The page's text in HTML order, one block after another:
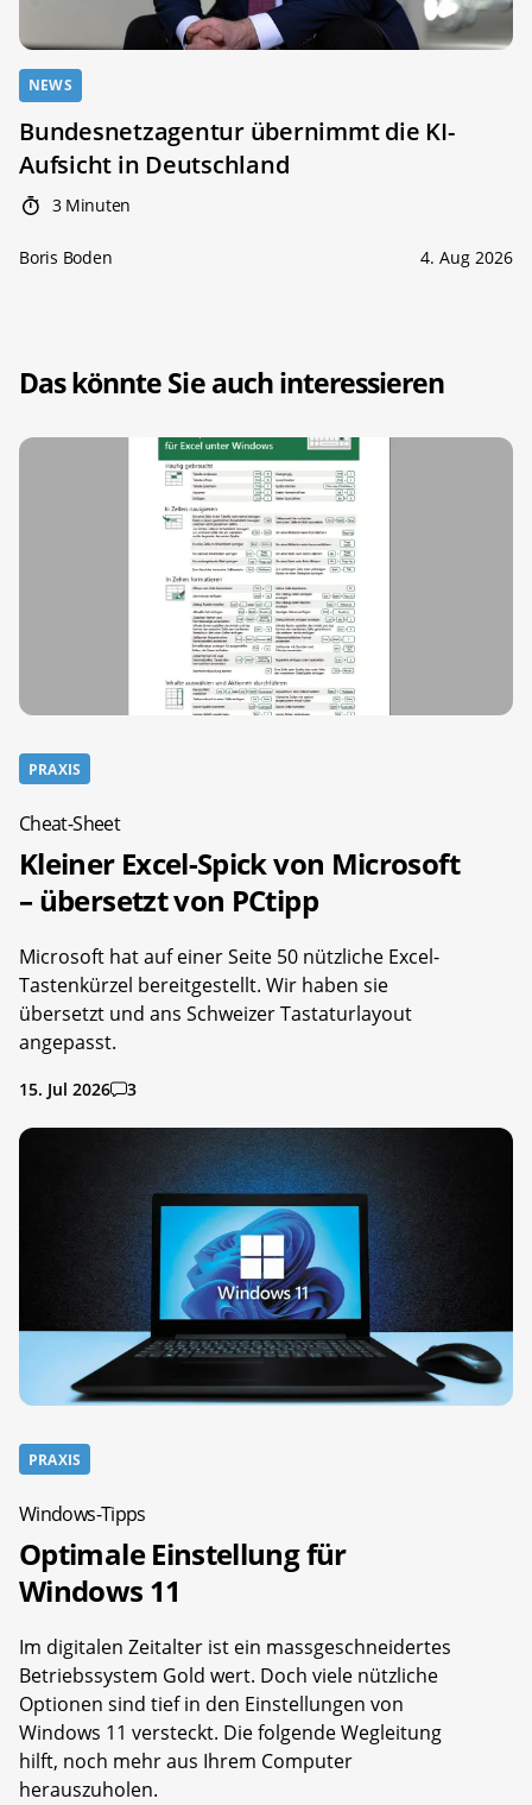
NEWS
Bundesnetzagentur übernimmt die KI-
Aufsicht in Deutschland
3 Minuten
Boris Boden 4. Aug 2026
Das könnte Sie auch interessieren
PRAXIS
Cheat-Sheet
Kleiner Excel-Spick von Microsoft
– übersetzt von PCtipp
Microsoft hat auf einer Seite 50 nützliche Excel-
Tastenkürzel bereitgestellt. Wir haben sie
übersetzt und ans Schweizer Tastaturlayout
angepasst.
15. Jul 2026 3
PRAXIS
Windows-Tipps
Optimale Einstellung für
Windows 11
Im digitalen Zeitalter ist ein massgeschneidertes
Betriebssystem Gold wert. Doch viele nützliche
Optionen sind tief in den Einstellungen von
Windows 11 versteckt. Die folgende Wegleitung
hilft, noch mehr aus Ihrem Computer
herauszuholen.